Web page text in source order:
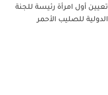
تعيين أول امرأة رئيسة للجنة
الدولية للصليب الأحمر